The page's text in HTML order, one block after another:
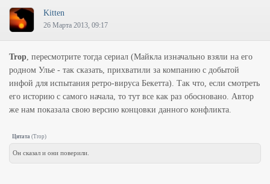
Kitten
26 Марта 2013, 09:17
Trop, пересмотрите тогда сериал (Майкла изначально взяли на его
родном Улье - так сказать, прихватили за компанию с добытой
инфой для испытания ретро-вируса Бекетта). Так что, если смотреть
его историю с самого начала, то тут все как раз обосновано. Автор
же нам показала свою версию концовки данного конфликта.
Цитата (Trop)
Он сказал и они поверили.